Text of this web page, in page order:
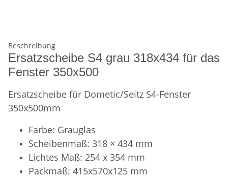
Beschreibung
Ersatzscheibe S4 grau 318x434 für das
Fenster 350x500
Ersatzscheibe für Dometic/Seitz S4-Fenster
350x500mm
Farbe: Grauglas
Scheibenmaß: 318 × 434 mm
Lichtes Maß: 254 x 354 mm
Packmaß: 415x570x125 mm